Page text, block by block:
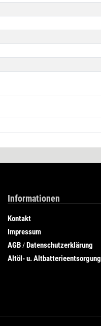
Informationen
Kontakt
Impressum
AGB /Datenschutzerklärung
Altöl- u. Altbatterieentsorgung